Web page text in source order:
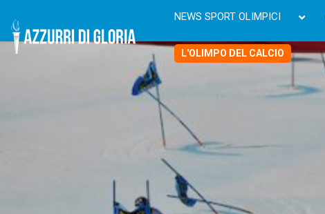
NEWS SPORT OLIMPICI
L'OLIMPO DEL CALCIO